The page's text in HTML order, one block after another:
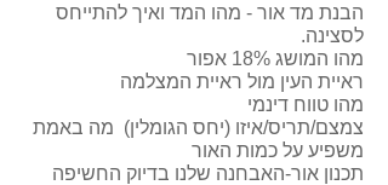
הבנת מד אור - מהו המד ואיך להתייחס
לסצינה.
מהו המושג 18% אפור
ראיית העין מול ראיית המצלמה
מהו טווח דינמי
צמצם/תריס/איזו (יחס הגומלין) מה באמת
משפיע על כמות האור
תכנון אור-האבחנה שלנו בדיוק החשיפה